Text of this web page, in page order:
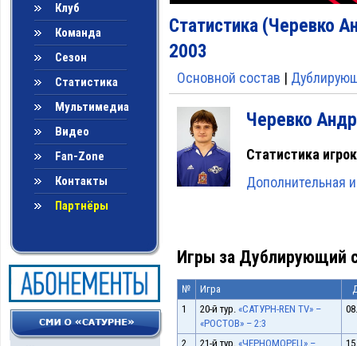
Клуб
Команда
Сезон
Статистика
Мультимедиа
Видео
Fan-Zone
Контакты
Партнёры
Статистика (Черевко
2003
Основной состав |
Черевко
Статистика
Дополнительная
Игры за Дублирующий
№ Игра
1
20-й тур. «САТУРН-REN TV» –
«РОСТОВ» – 2:3
2 21-й тур. «ЧЕРНОМОРЕЦ» –